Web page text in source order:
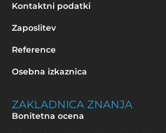
Kontaktni podatki
Zaposlitev
Reference
Osebna izkaznica
ZAKLADNICA ZNANJA
Bonitetna ocena